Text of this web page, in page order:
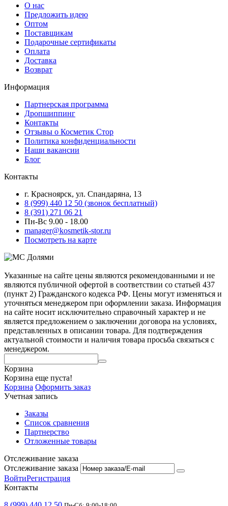
О нас
Предложить идею
Оптом
Поставщикам
Подарочные сертификаты
Оплата
Доставка
Возврат
Информация
Партнерская программа
Дропшиппинг
Контакты
Отзывы о Косметик Стор
Политика конфиденциальности
Наши вакансии
Блог
Контакты
г. Красноярск, ул. Спандаряна, 13
8 (999) 440 12 50 (звонок бесплатный)
8 (391) 271 06 21
Пн-Вс 9.00 - 18.00
manager@kosmetik-stor.ru
Посмотреть на карте
Указанные на сайте цены являются рекомендованными и не
являются публичной офертой в соответствии со статьей 437
(пункт 2) Гражданского кодекса РФ. Цены могут изменяться и
уточняться менеджером при оформлении заказа. Информация
на сайте носит исключительно справочный характер и не
является предложением о заключении договора на условиях,
представленных в описании товара. Для подтверждения
актуальной стоимости и наличия товара просьба связаться с
менеджером.
Корзина
Корзина еще пуста!
Корзина Оформить заказ
Учетная запись
Заказы
Список сравнения
Партнерство
Отложенные товары
Отслеживание заказа
Отслеживание заказа
ВойтиРегистрация
Контакты